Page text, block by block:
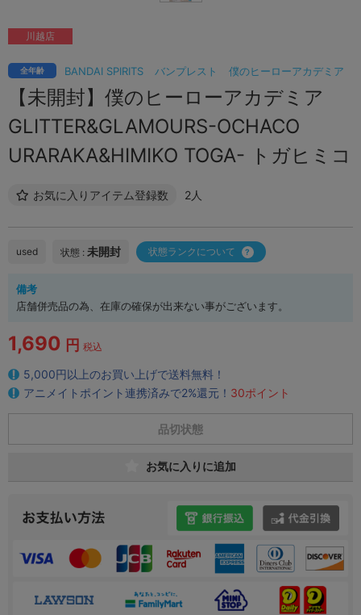
BANDAI SPIRITS バンプレスト 僕のヒーローアカデミア
全年齢
【未開封】僕のヒーローアカデミア
GLITTER&GLAMOURS-OCHACO
URARAKA&HIMIKO TOGA- トガヒミコ
お気に入りアイテム登録数 2人
川越店
used 状態 : 未開封 状態ランクについて
備考
店舗併売品の為、在庫の確保が出来ない事がございます。
1,690 円 税込
5,000円以上のお買い上げで送料無料！
アニメイトポイント連携済みで2%還元！ 30ポイント
品切状態
お気に入りに追加